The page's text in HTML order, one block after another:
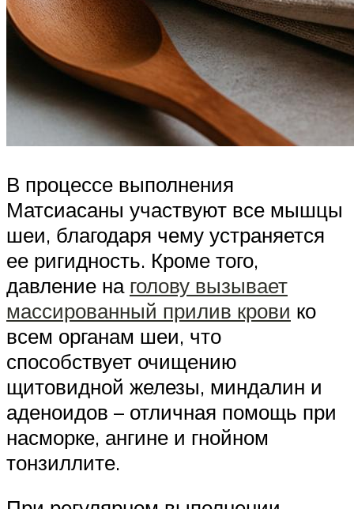
В процессе выполнения
Матсиасаны участвуют все мышцы
шеи, благодаря чему устраняется
ее ригидность. Кроме того,
давление на голову вызывает
массированный прилив крови ко
всем органам шеи, что
способствует очищению
щитовидной железы, миндалин и
аденоидов – отличная помощь при
насморке, ангине и гнойном
тонзиллите.